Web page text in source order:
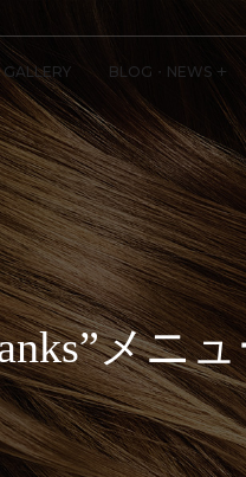
GALLERY BLOG・NEWS
メニ